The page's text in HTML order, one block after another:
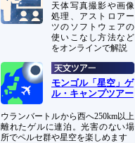
天体写真撮影や画像
処理、アストロアー
ツのソフトウェアの
使いこなし方法など
をオンラインで解説
モンゴル「星空」ゲ
ル・キャンプツアー
ウランバートルから西へ250km以上
離れたゲルに連泊。光害のない場
所でペルセ群や星空を楽しめます